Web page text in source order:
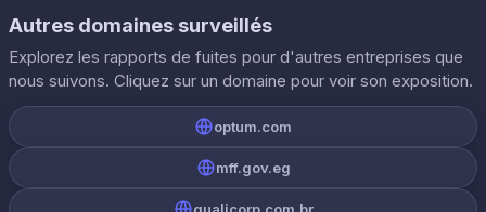
Autres domaines surveillés
Explorez les rapports de fuites pour d'autres entreprises que
nous suivons. Cliquez sur un domaine pour voir son exposition.
optum.com
mff.gov.eg